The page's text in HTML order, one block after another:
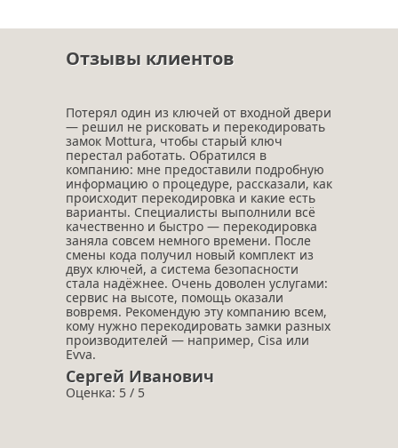
Отзывы клиентов
Потерял один из ключей от входной двери
— решил не рисковать и перекодировать
замок Mottura, чтобы старый ключ
перестал работать. Обратился в
компанию: мне предоставили подробную
информацию о процедуре, рассказали, как
происходит перекодировка и какие есть
варианты. Специалисты выполнили всё
качественно и быстро — перекодировка
заняла совсем немного времени. После
смены кода получил новый комплект из
двух ключей, а система безопасности
стала надёжнее. Очень доволен услугами:
сервис на высоте, помощь оказали
вовремя. Рекомендую эту компанию всем,
кому нужно перекодировать замки разных
производителей — например, Cisa или
Evva.
Сергей Иванович
Оценка: 5 / 5